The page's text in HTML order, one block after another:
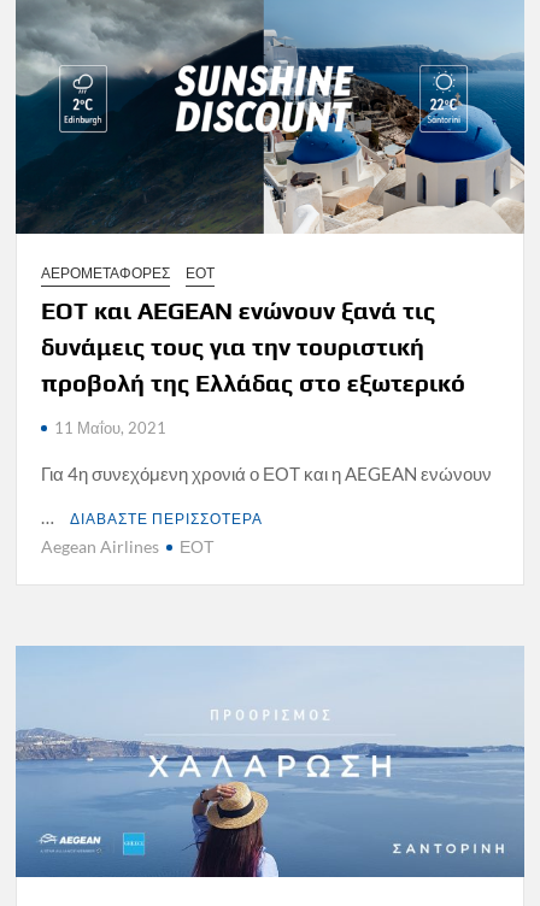
ΑΕΡΟΜΕΤΑΦΟΡΕΣ ΕΟΤ
ΕΟΤ και AEGEAN ενώνουν ξανά τις
δυνάμεις τους για την τουριστική
προβολή της Ελλάδας στο εξωτερικό
11 Μαΐου, 2021
Για 4η συνεχόμενη χρονιά ο ΕΟΤ και η AEGEAN ενώνουν
ΔΙΑΒΑΣΤΕ ΠΕΡΙΣΣΟΤΕΡΑ
Aegean Airlines ΕΟΤ